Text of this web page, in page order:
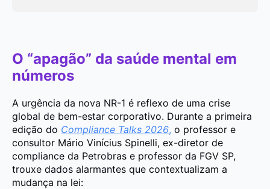
O “apagão” da saúde mental em
números
A urgência da nova NR-1 é reflexo de uma crise
global de bem-estar corporativo. Durante a primeira
edição do Compliance Talks 2026, o professor e
consultor Mário Vinícius Spinelli, ex-diretor de
compliance da Petrobras e professor da FGV SP,
trouxe dados alarmantes que contextualizam a
mudança na lei: